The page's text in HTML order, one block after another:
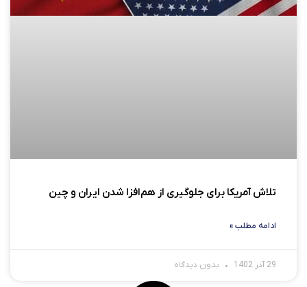
تلاش آمریکا برای جلوگیری از هم‌افزا شدن ایران و چین
ادامه مطلب »
29 آذر 1402 بدون دیدگاه